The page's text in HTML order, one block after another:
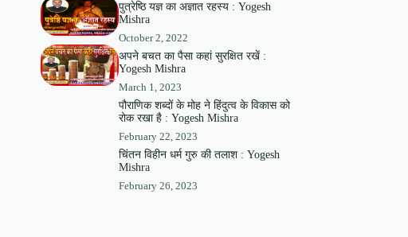
पुत्रेष्ठि यज्ञ का अज्ञात रहस्य : Yogesh
Mishra
October 2, 2022
अपने बचत का पैसा कहां सुरक्षित रखें :
Yogesh Mishra
March 1, 2023
पौराणिक शब्दों के मोह ने हिंदुत्व के विकास को
रोक रखा है : Yogesh Mishra
February 22, 2023
चिंतन विहीन धर्म गुरु की तलाश : Yogesh
Mishra
February 26, 2023